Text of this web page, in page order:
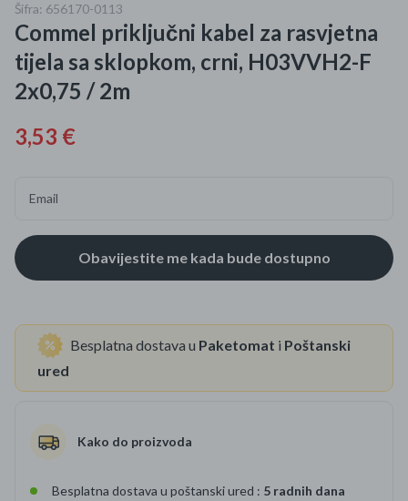
Kišobrani akcija
Ograničena cijena
Roba s greškom
Šifra: 656170-0113
Commel priključni kabel za rasvjetna
tijela sa sklopkom, crni, H03VVH2-F
2x0,75 / 2m
3,53 €
Email
Besplatna dostava u Paketomat i Poštanski
ured
Kako do proizvoda
Besplatna dostava u poštanski ured : 5 radnih dana